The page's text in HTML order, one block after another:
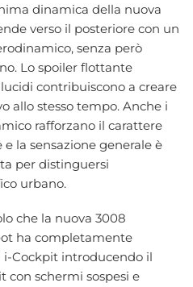
dinamica della nuova
verso il posteriore con un
senza però
Lo spoiler flottante
contribuiscono a creare
allo stesso tempo. Anche i
rafforzano il carattere
la sensazione generale è
per distinguersi
urbano.
che la nuova 3008
ha completamente
Cockpit introducendo il
con schermi sospesi e